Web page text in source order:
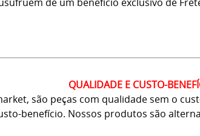
QUALIDADE E CUSTO-
são peças com qualidade sem o
benefício. Nossos produtos são